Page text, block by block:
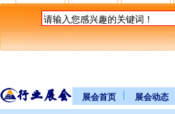
展会首页 展会动态